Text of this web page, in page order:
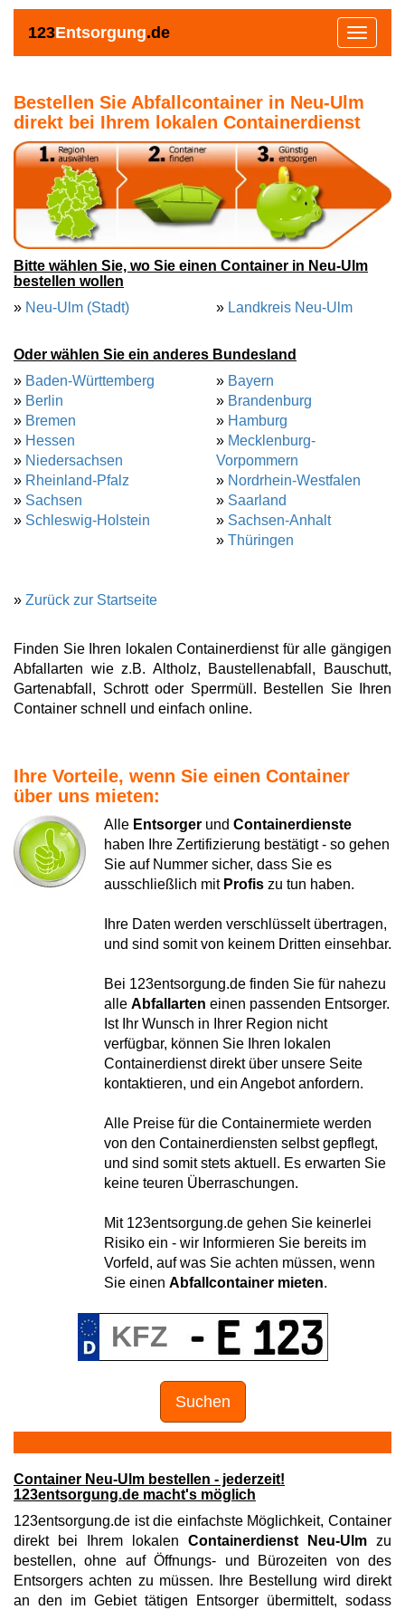
123Entsorgung.de
Toggle
Bestellen Sie Abfallcontainer in Neu-Ulm
direkt bei Ihrem lokalen Containerdienst
Bitte wählen Sie, wo Sie einen Container in Neu-Ulm
bestellen wollen
» Neu-Ulm (Stadt) » Landkreis Neu-Ulm
Oder wählen Sie ein anderes Bundesland
» Baden-Württemberg
» Berlin
» Bremen
» Hessen
» Niedersachsen
» Rheinland-Pfalz
» Sachsen
» Schleswig-Holstein
» Bayern
» Brandenburg
» Hamburg
» Mecklenburg-
Vorpommern
» Nordrhein-Westfalen
» Saarland
» Sachsen-Anhalt
» Thüringen
» Zurück zur Startseite
Finden Sie Ihren lokalen Containerdienst für alle gängigen
Abfallarten wie z.B. Altholz, Baustellenabfall, Bauschutt,
Gartenabfall, Schrott oder Sperrmüll. Bestellen Sie Ihren
Container schnell und einfach online.
Ihre Vorteile, wenn Sie einen Container
über uns mieten:
Alle Entsorger und Containerdienste
haben Ihre Zertifizierung bestätigt - so gehen
Sie auf Nummer sicher, dass Sie es
ausschließlich mit Profis zu tun haben.
Ihre Daten werden verschlüsselt übertragen,
und sind somit von keinem Dritten einsehbar.
Bei 123entsorgung.de finden Sie für nahezu
alle Abfallarten einen passenden Entsorger.
Ist Ihr Wunsch in Ihrer Region nicht
verfügbar, können Sie Ihren lokalen
Containerdienst direkt über unsere Seite
kontaktieren, und ein Angebot anfordern.
Alle Preise für die Containermiete werden
von den Containerdiensten selbst gepflegt,
und sind somit stets aktuell. Es erwarten Sie
keine teuren Überraschungen.
Mit 123entsorgung.de gehen Sie keinerlei
Risiko ein - wir Informieren Sie bereits im
Vorfeld, auf was Sie achten müssen, wenn
Sie einen Abfallcontainer mieten.
Suchen
Container Neu-Ulm bestellen - jederzeit!
123entsorgung.de macht's möglich
123entsorgung.de ist die einfachste Möglichkeit, Container
direkt bei Ihrem lokalen Containerdienst Neu-Ulm zu
bestellen, ohne auf Öffnungs- und Bürozeiten von des
Entsorgers achten zu müssen. Ihre Bestellung wird direkt
an den im Gebiet tätigen Entsorger übermittelt, sodass